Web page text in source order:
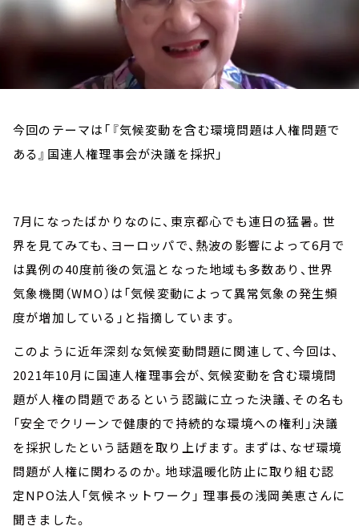
今回のテーマは「『気候変動を含む環境問題は人権問題で
ある』国連人権理事会が決議を採択」
7月になったばかりなのに、東京都心でも連日の猛暑。世
界を見てみても、ヨーロッパで、熱波の影響によって6月で
は異例の40度前後の気温となった地域も多数あり、世界
気象機関（WMO）は「気候変動によって異常気象の発生頻
度が増加している」と指摘しています。
このように近年深刻な気候変動問題に関連して、今回は、
2021年10月に国連人権理事会が、気候変動を含む環境問
題が人権の問題であるという認識に立った決議、その名も
「安全でクリーンで健康的で持続的な環境への権利」決議
を採択したという話題を取り上げます。まずは、なぜ環境
問題が人権に関わるのか。地球温暖化防止に取り組む認
定NPO法人「気候ネットワーク」 理事長の浅岡美恵さんに
聞きました。